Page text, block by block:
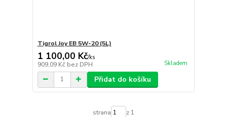
Tigrol Joy EB 5W-20 (5L)
1 100,00 Kč/ks
909,09 Kč bez DPH Skladem
Přidat do košíku
strana z 1